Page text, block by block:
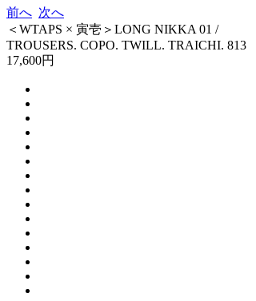
前へ 次へ
＜WTAPS × 寅壱＞LONG NIKKA 01 /
TROUSERS. COPO. TWILL. TRAICHI. 813
17,600円